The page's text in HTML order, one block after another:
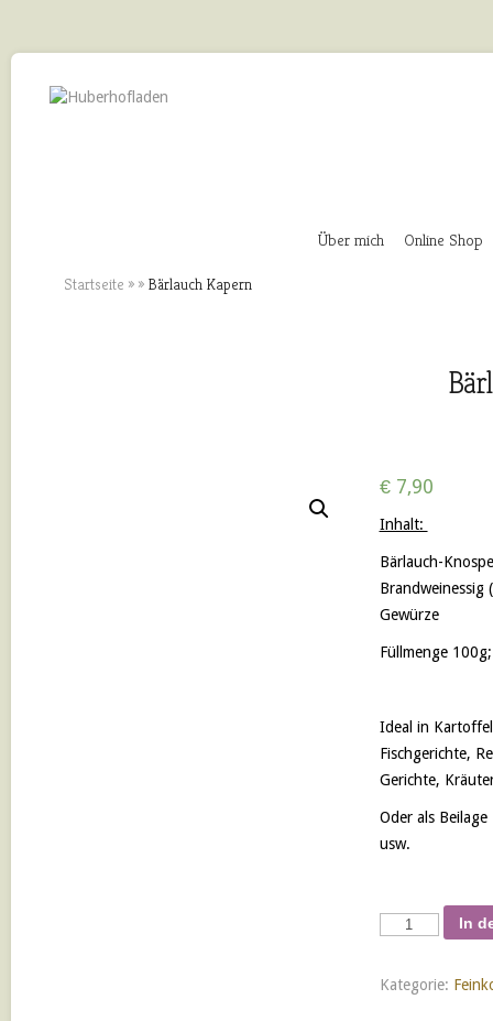
Über mich Online Shop
Startseite » » Bärlauch Kapern
€7,90
Inhalt:
Bärlauch-
Brandweinessig
Gewürze
Füllmenge
Ideal in
Fischgerichte,
Gerichte,
Oder als
usw.
Bärlauch
Kapern
In
Kategorie: